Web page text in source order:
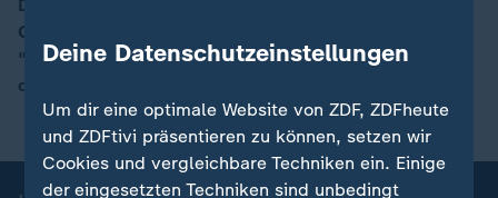
00:17
Das Regierungskabinett hat sich auf eine Reform des
Gebäudeenergiegesetzes geeinigt. Das
"Gebäudemodernisierungsgesetz" soll unter anderem
die Regeln für den Einbau von Heizungen lockern.
Deine Datenschutzeinstellungen
Um dir eine optimale Website von ZDF, ZDFheute
und ZDFtivi präsentieren zu können, setzen wir
Cookies und vergleichbare Techniken ein. Einige
der eingesetzten Techniken sind unbedingt